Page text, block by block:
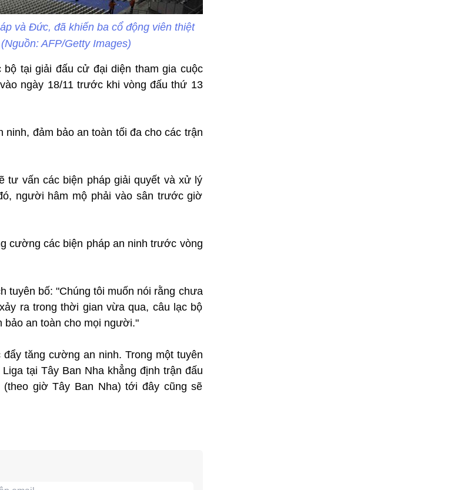
và Đức, đã khiến ba cổ động viên thiệt
AFP/Getty Images)
tại giải đấu cử đại diện tham gia cuộc
ngày 18/11 trước khi vòng đấu thứ 13
đảm bảo an toàn tối đa cho các trận
tư vấn các biện pháp giải quyết và xử lý
người hâm mộ phải vào sân trước giờ
cường các biện pháp an ninh trước vòng
tuyên bố: "Chúng tôi muốn nói rằng chưa
ra trong thời gian vừa qua, câu lạc bộ
bảo an toàn cho mọi người."
tăng cường an ninh. Trong một tuyên
tại Tây Ban Nha khẳng định trận đấu
giờ Tây Ban Nha) tới đây cũng sẽ